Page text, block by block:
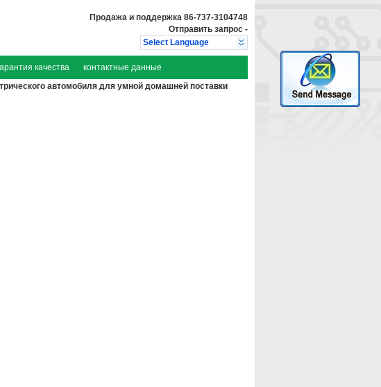
Продажа и поддержка 86-737-3104748
Отправить запрос -
Select Language
качества контактные данные
автомобиля для умной домашней поставки